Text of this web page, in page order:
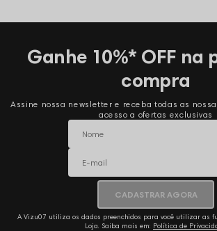
Ganhe 10%* OFF na
compra
Assine nossa newsletter e receba todas as
acesso a ofertas exclusivas
CADASTRAR AGORA
A Vizu07 utiliza os dados preenchidos para você utilizar as
Loja. Saiba mais em: Política de